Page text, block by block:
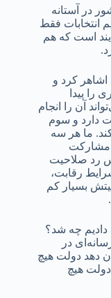
در آستانه
انتخابات فقط
است که هم
کرد و
را پیدا
آن را انجام
دارد و سوم
ما هر سه
مشارکت
رد صلاحیت
رقابت،
بسیار کم
به خاتمی رای دادیم چه شد؟
در
دهد دولت هیچ
هیچ